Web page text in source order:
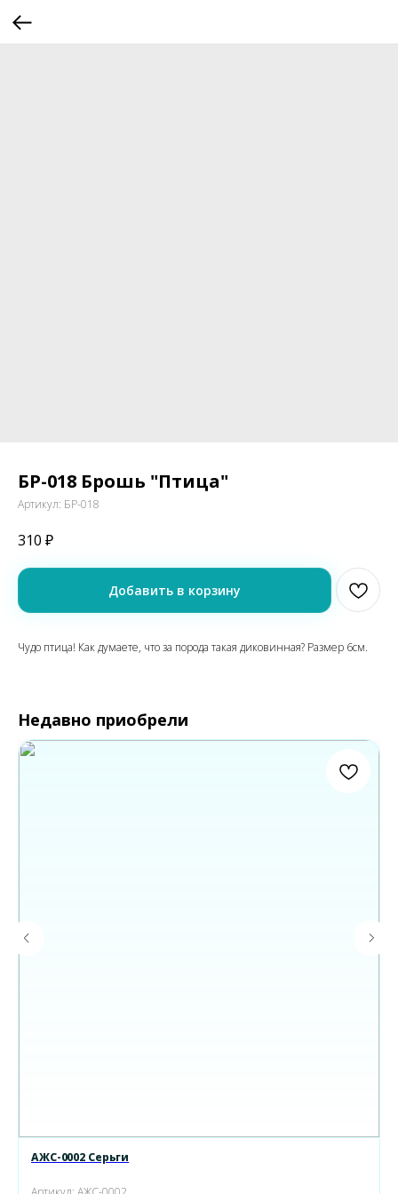
БР-018 Брошь "Птица"
Артикул: БР-018
310 ₽
Добавить в корзину
Чудо птица! Как думаете, что за порода такая диковинная? Размер 6см.
Недавно приобрели
АЖС-0002 Серьги